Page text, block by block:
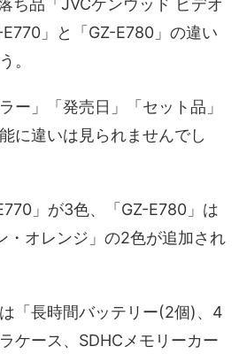
ち品「JVCケンウッド ビデオ
」と「GZ-E780」の違い
。
ー」「発売日」「セット品」
に違いは見られませんでし
」が3色、「GZ-E780」は
・オレンジ」の2色が追加され
「長時間バッテリー(2個)、4
ケース、SDHCメモリーカー